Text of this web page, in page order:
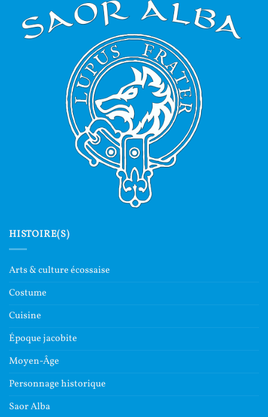
HISTOIRE(S)
Arts & culture écossaise
Costume
Cuisine
Époque jacobite
Moyen-Âge
Personnage historique
Saor Alba